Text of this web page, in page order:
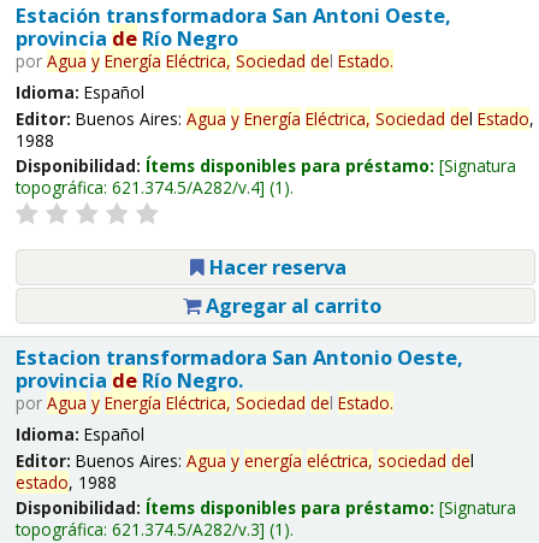
Estación transformadora San Antoni Oeste,
provincia deRío Negro
por Agua y Energía Eléctrica, Sociedad del Estado.
Idioma: Español
Editor: Buenos Aires: Agua y Energía Eléctrica, Sociedad del Estado,
1988
Disponibilidad: Ítems disponibles para préstamo: Signatura
topográfica: 621.374.5/A282/v.4 (1).
Hacer reserva
Agregar al carrito
Estacion transformadora San Antonio Oeste,
provincia deRío Negro.
por Agua y Energía Eléctrica, Sociedad del Estado.
Idioma: Español
Editor: Buenos Aires: Agua y energía eléctrica, sociedad del
estado, 1988
Disponibilidad: Ítems disponibles para préstamo: Signatura
topográfica: 621.374.5/A282/v.3 (1).